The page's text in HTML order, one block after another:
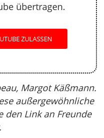
übertragen.
ZULASSEN
Margot Käßmann.
außergewöhnliche
den Link an Freunde